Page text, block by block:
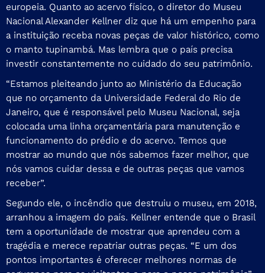
europeia. Quanto ao acervo físico, o diretor do Museu
Nacional Alexander Kellner diz que há um empenho para
a instituição receba novas peças de valor histórico, como
o manto tupinambá. Mas lembra que o país precisa
investir constantemente no cuidado do seu patrimônio.
“Estamos pleiteando junto ao Ministério da Educação
que no orçamento da Universidade Federal do Rio de
Janeiro, que é responsável pelo Museu Nacional, seja
colocada uma linha orçamentária para manutenção e
funcionamento do prédio e do acervo. Temos que
mostrar ao mundo que nós sabemos fazer melhor, que
nós vamos cuidar dessa e de outras peças que vamos
receber”.
Segundo ele, o incêndio que destruiu o museu, em 2018,
arranhou a imagem do país. Kellner entende que o Brasil
tem a oportunidade de mostrar que aprendeu com a
tragédia e merece repatriar outras peças. “E um dos
pontos importantes é oferecer melhores normas de